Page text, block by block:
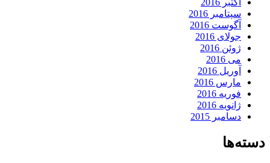
اکتبر 2016
سپتامبر 2016
آگوست 2016
جولای 2016
ژوئن 2016
می 2016
آوریل 2016
مارس 2016
فوریه 2016
ژانویه 2016
دسامبر 2015
دسته‌ها